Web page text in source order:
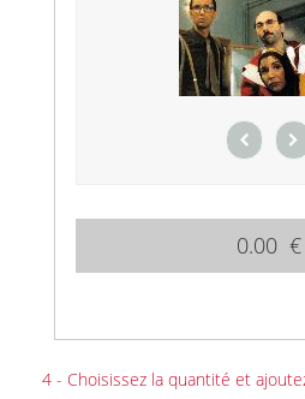
0.00 €
4 - Choisissez la quantité et